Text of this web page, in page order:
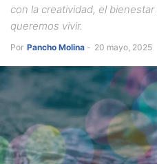
con la creatividad, el
queremos vivir.
Por Pancho Molina - 20 mayo, 2025